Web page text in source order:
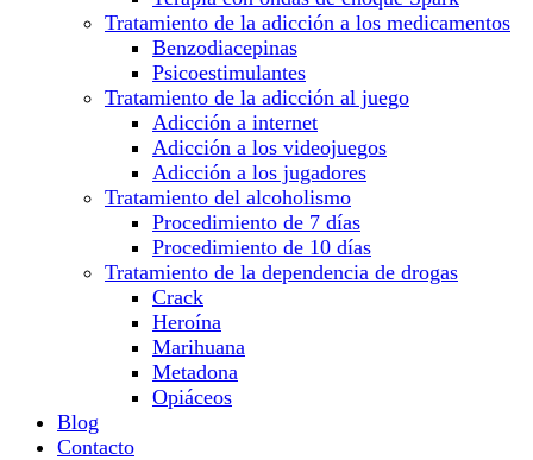
Tratamiento de la adicción a los medicamentos
Benzodiacepinas
Psicoestimulantes
Tratamiento de la adicción al juego
Adicción a internet
Adicción a los videojuegos
Adicción a los jugadores
Tratamiento del alcoholismo
Procedimiento de 7 días
Procedimiento de 10 días
Tratamiento de la dependencia de drogas
Crack
Heroína
Marihuana
Metadona
Opiáceos
Blog
Contacto